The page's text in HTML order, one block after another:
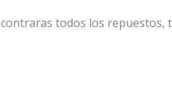
todos los repuestos,